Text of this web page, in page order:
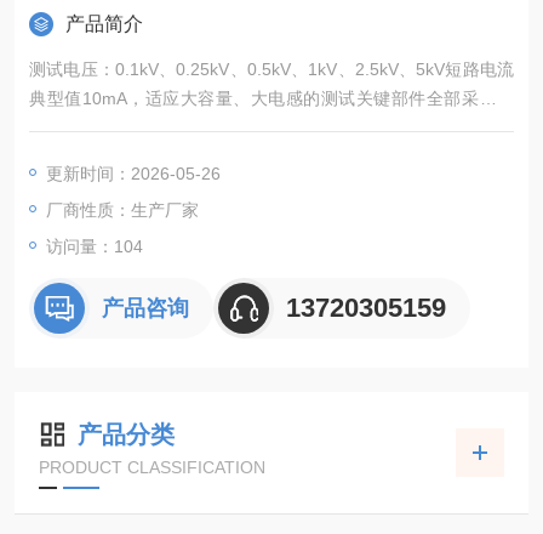
产品简介
测试电压：0.1kV、0.25kV、0.5kV、1kV、2.5kV、5kV短路电流
典型值10mA，适应大容量、大电感的测试关键部件全部采用进
口元件，保证测量精度准确
更新时间：2026-05-26
厂商性质：生产厂家
访问量：104
产品咨询 13720305159
产品分类
PRODUCT CLASSIFICATION